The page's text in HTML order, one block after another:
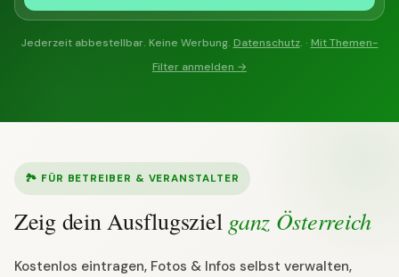
Jederzeit abbestellbar. Keine Werbung. Datenschutz. · Mit Themen-
Filter anmelden →
🏞 FÜR BETREIBER & VERANSTALTER
Zeig dein Ausflugsziel ganz Österreich
Kostenlos eintragen, Fotos & Infos selbst verwalten,